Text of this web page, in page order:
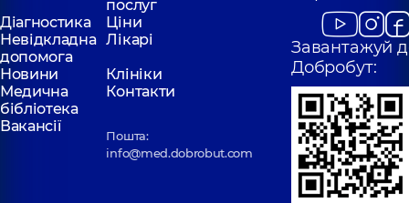
послуг
Діагностика
Ціни
Невідкладна
допомога
Лікарі
Новини
Клініки
Медична
бібліотека
Контакти
Вакансії
Пошта:
info@med.dobrobut.com
Завантажуй
Добробут: